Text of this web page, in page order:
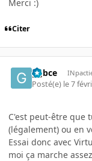
Merci :)
Citer
ggbce
Posté(e) le 7
C'est peut-être que
(légalement) ou en
Essai donc avec
moi ça marche